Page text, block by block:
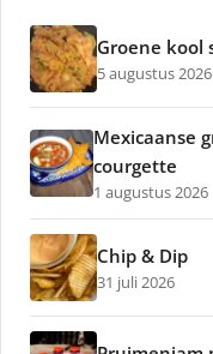
Groene kool
5 augustus 2026
Mexicaanse
courgette
1 augustus 2026
Chip & Dip
31 juli 2026